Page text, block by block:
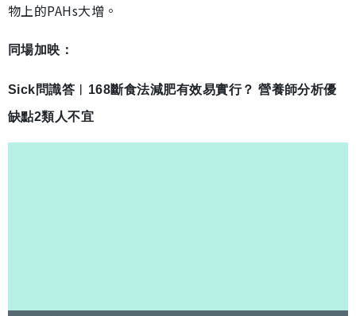
物上的PAHs大增。
同場加映：
Sick問識答︳168斷食法減肥有效易實行？ 營養師分析優
缺點2類人不宜